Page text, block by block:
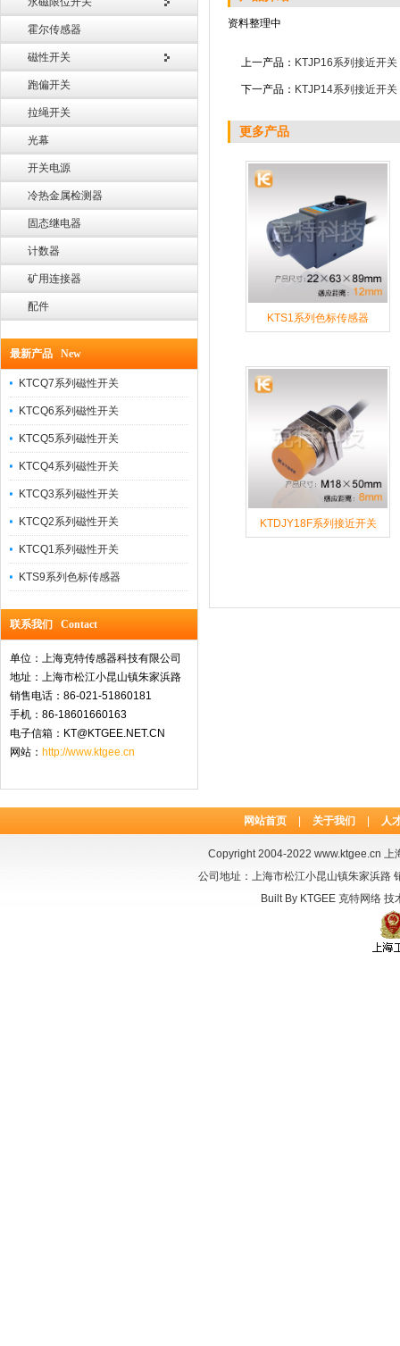
霍尔传感器
磁性开关
跑偏开关
拉绳开关
光幕
开关电源
冷热金属检测器
固态继电器
计数器
矿用连接器
配件
最新产品 New
KTCQ7系列磁性开关
KTCQ6系列磁性开关
KTCQ5系列磁性开关
KTCQ4系列磁性开关
KTCQ3系列磁性开关
KTCQ2系列磁性开关
KTCQ1系列磁性开关
KTS9系列色标传感器
联系我们 Contact
单位：上海克特传感器科技有限公司
地址：上海市松江小昆山镇朱家浜路
销售电话：86-021-51860181
手机：86-18601660163
电子信箱：KT@KTGEE.NET.CN
网站： http://www.ktgee.cn
资料整理中
上一产品： KTJP16系列接近开关
下一产品： KTJP14系列接近开关
更多产品
KTS1系列色标传感器
KTDJY18F系列接近开关
网站首页 关于我们 人
Copyright 2004-2022 www.ktgee.cn 上
公司地址：上海市松江小昆山镇朱家浜路
Built By KTGEE 克特网络技